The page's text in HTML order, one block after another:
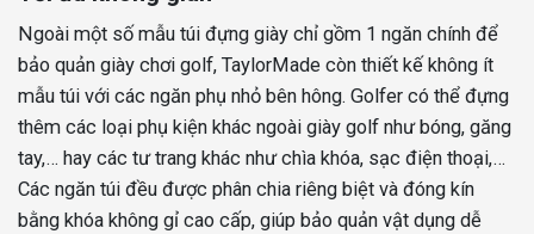
Ngoài một số mẫu túi đựng giày chỉ gồm 1 ngăn chính để
bảo quản giày chơi golf, TaylorMade còn thiết kế không ít
mẫu túi với các ngăn phụ nhỏ bên hông. Golfer có thể đựng
thêm các loại phụ kiện khác ngoài giày golf như bóng, găng
tay,… hay các tư trang khác như chìa khóa, sạc điện thoại,…
Các ngăn túi đều được phân chia riêng biệt và đóng kín
bằng khóa không gỉ cao cấp, giúp bảo quản vật dụng dễ